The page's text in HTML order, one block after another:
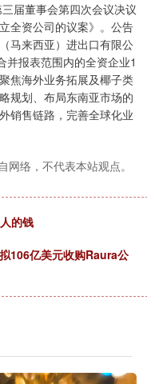
届董事会第四次会议决议
全资公司的议案》。公告
马来西亚）进出口有限公
并报表范围内的全资企业1
焦海外业务拓展及椰子类
规划、布局东南亚市场的
销售链路，完善全球化业
络，不代表本站观点。
的钱
106亿美元收购Raura公